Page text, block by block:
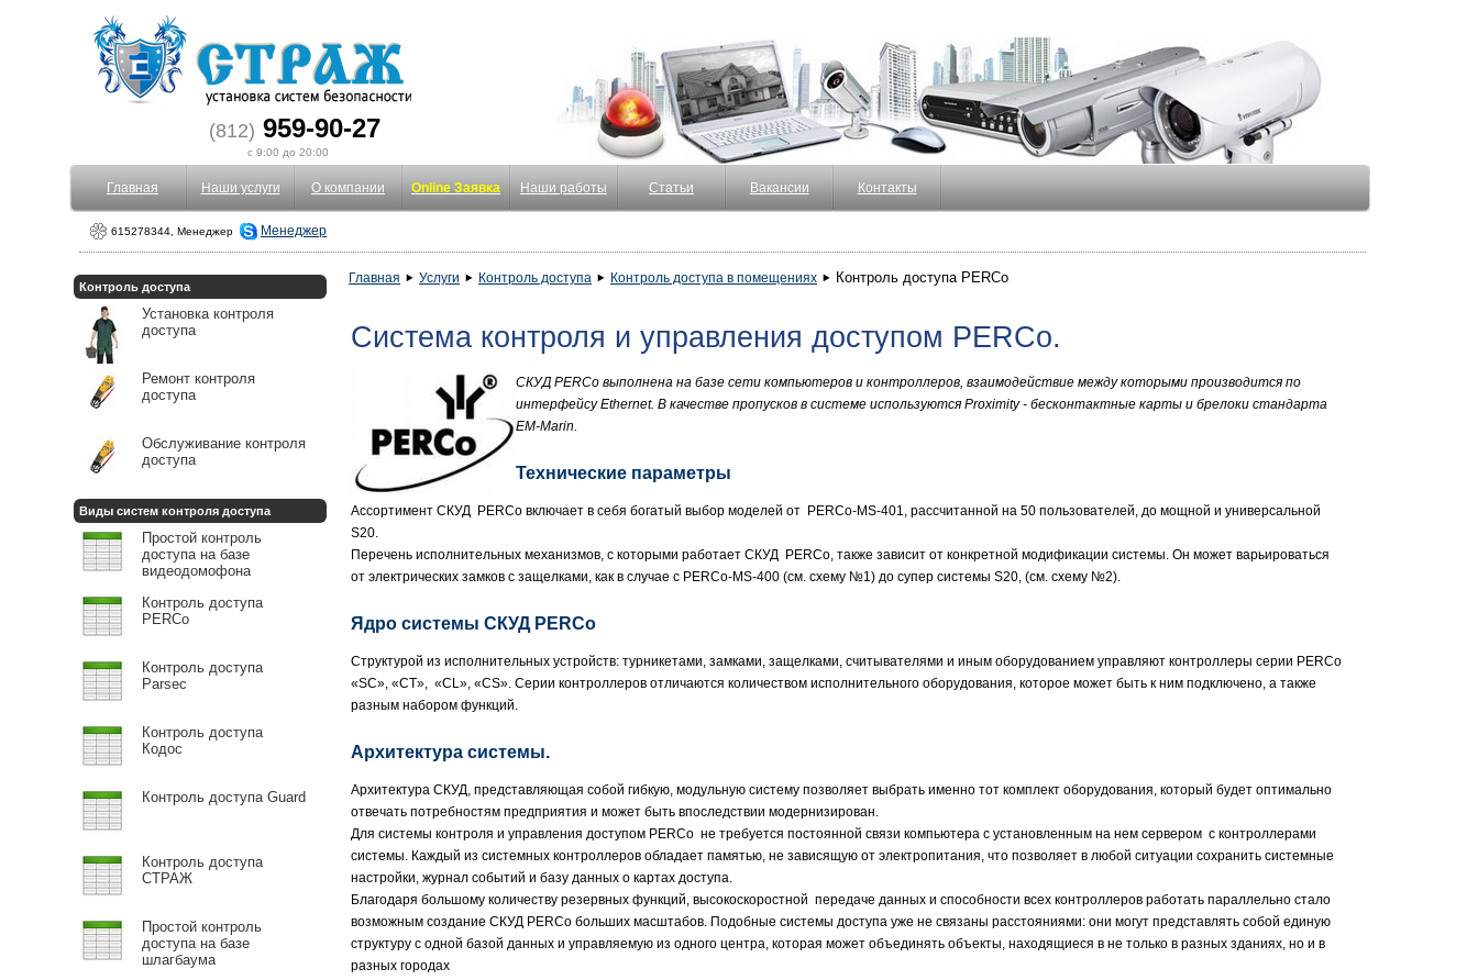
(812) 959-90-27
с 9:00 до 20:00
Главная Наши услуги О компании Online Заявка Наши работы Статьи Вакансии Контакты
615278344, Менеджер Менеджер
Контроль доступа
Установка контроля
доступа
Ремонт контроля
доступа
Обслуживание контроля
доступа
Виды систем контроля доступа
Простой контроль
доступа на базе
видеодомофона
Контроль доступа
PERCo
Контроль доступа
Parsec
Контроль доступа
Кодос
Контроль доступа Guard
Контроль доступа
СТРАЖ
Простой контроль
доступа на базе
шлагбаума
Главная Услуги Контроль доступа Контроль доступа в помещениях Контроль доступа PERCo
Система контроля и управления доступом PERCo.
СКУД PERCo выполнена на базе сети компьютеров и контроллеров, взаимодействие между которыми производится по
интерфейсу Ethernet. В качестве пропусков в системе используются Proximity - бесконтактные карты и брелоки стандарта
EM-Marin.
Технические параметры
Ассортимент СКУД PERCo включает в себя богатый выбор моделей от PERCo-MS-401, рассчитанной на 50 пользователей, до мощной и универсальной
S20.
Перечень исполнительных механизмов, с которыми работает СКУД PERCo, также зависит от конкретной модификации системы. Он может варьироваться
от электрических замков с защелками, как в случае с PERCo-MS-400 (см. схему №1) до супер системы S20, (см. схему №2).
Ядро системы СКУД PERCo
Структурой из исполнительных устройств: турникетами, замками, защелками, считывателями и иным оборудованием управляют контроллеры серии PERCo
«SC», «CT», «CL», «СS». Серии контроллеров отличаются количеством исполнительного оборудования, которое может быть к ним подключено, а также
разным набором функций.
Архитектура системы.
Архитектура СКУД, представляющая собой гибкую, модульную систему позволяет выбрать именно тот комплект оборудования, который будет оптимально
отвечать потребностям предприятия и может быть впоследствии модернизирован.
Для системы контроля и управления доступом PERCo не требуется постоянной связи компьютера с установленным на нем сервером с контроллерами
системы. Каждый из системных контроллеров обладает памятью, не зависящую от электропитания, что позволяет в любой ситуации сохранить системные
настройки, журнал событий и базу данных о картах доступа.
Благодаря большому количеству резервных функций, высокоскоростной передаче данных и способности всех контроллеров работать параллельно стало
возможным создание СКУД PERCo больших масштабов. Подобные системы доступа уже не связаны расстояниями: они могут представлять собой единую
структуру с одной базой данных и управляемую из одного центра, которая может объединять объекты, находящиеся в не только в разных зданиях, но и в
разных городах